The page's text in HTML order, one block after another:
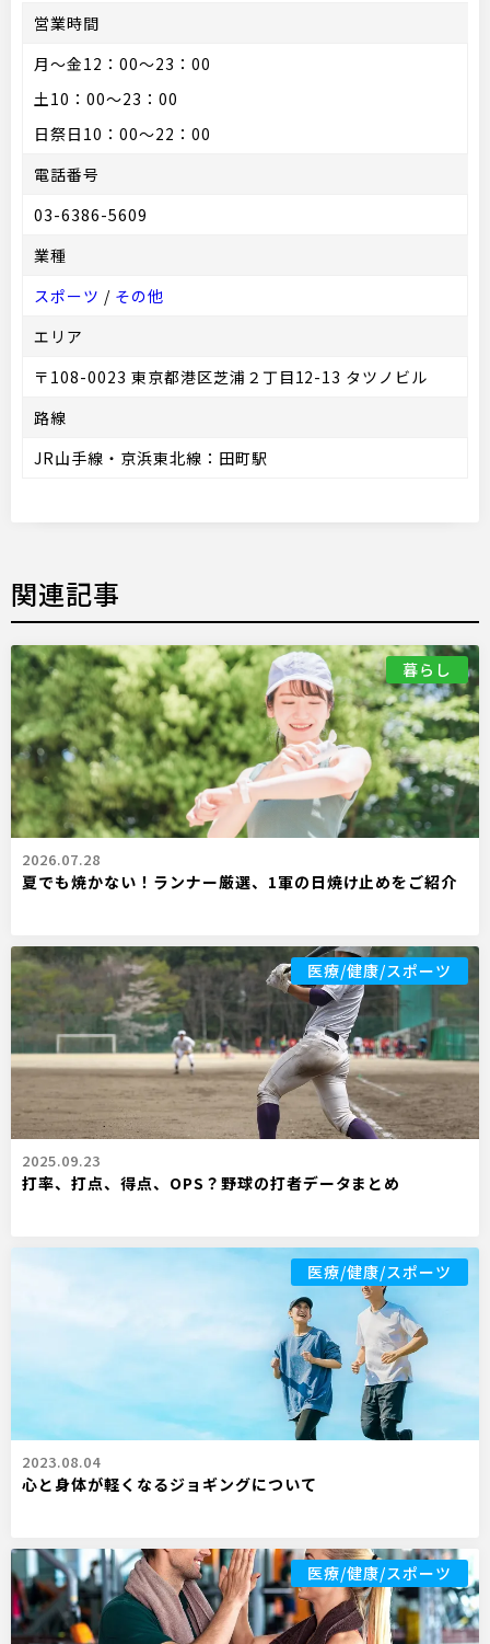
営業時間
月～金12：00～23：00
土10：00～23：00
日祭日10：00～22：00
電話番号
03-6386-5609
業種
スポーツ / その他
エリア
〒108-0023 東京都港区芝浦２丁目12-13 タツノビル
路線
JR山手線・京浜東北線：田町駅
関連記事
暮らし
2026.07.28
夏でも焼かない！ランナー厳選、1軍の日焼け止めをご紹介
医療/健康/スポーツ
2025.09.23
打率、打点、得点、OPS？野球の打者データまとめ
医療/健康/スポーツ
2023.08.04
心と身体が軽くなるジョギングについて
医療/健康/スポーツ